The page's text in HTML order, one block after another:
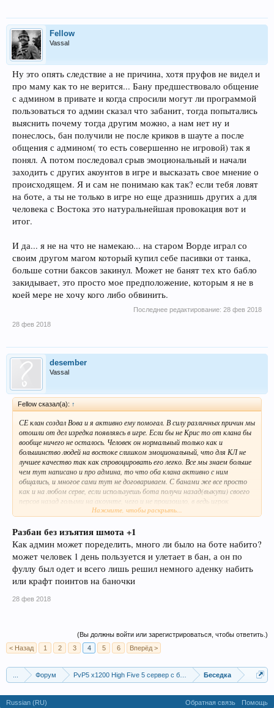
Fellow
Vassal
Ну это опять следствие а не причина, хотя пруфов не видел и
про маму как то не верится... Бану предшествовало общение
с админом в привате и когда спросили могут ли программой
пользоваться то админ сказал что забанит, тогда попытались
выяснить почему тогда другим можно, а нам нет ну и
понеслось, бан получили не после криков в шауте а после
общения с админом( то есть совершенно не игровой) так я
понял. А потом последовал срыв эмоциональный и начали
заходить с других акоунтов в игре и высказать свое мнение о
происходящем. Я и сам не понимаю как так? если тебя ловят
на боте, а ты не только в игре но еще дразнишь других а для
человека с Востока это натуральнейшая провокация вот и
итог.
И да... я не на что не намекаю... на старом Ворде играл со
своим другом магом который купил себе пасивки от танка,
больше сотни баксов закинул. Может не банят тех кто бабло
закидывает, это просто мое предположение, которым я не в
коей мере не хочу кого либо обвинить.
Последнее редактирование: 28 фев 2018
28 фев 2018
desember
Vassal
Fellow сказал(а): ↑
СЕ клан создал Вова и я активно ему помогал. В силу различных причин мы
отошли от дел изредка появляясь в игре. Если бы не Крис то от клана бы
вообще ничего не осталось. Человек он нормальный только как и
большинство людей на востоке слишком эмоциональный, что для КЛ не
лучшее качество так как спровоцировать его легко. Все мы знаем больше
чем тут написано и про админа, то что оба клана активно с ним
общались, и многое сами тут не договариваем. С банами же все просто
как и на любом серве, если используешь бота получи назад(выкупи) своего
персов назад голыми на акоунте, чего и не произошло, в ведь игрок
заработал игровые ценности нечестным путем, с этого и все началось,
игроки пользуются, на старом Ворде его использовали все без проблем,
это можно решить и без стороннего ПО, я хоть сейчас могу поставить
девайс НОСТРОМО
и
настроить(лень ) макросы как хочу и это не будет нарушением. Решение
проблемы однозначно (ведь людей и так мало) разбан игроков, тем кто
Нажмите, чтобы раскрыть...
Разбан без изъятия шмота +1
Как админ может поределить, много ли было на боте набито?
может человек 1 день пользуется и улетает в бан, а он по
фуллу был одет и всего лишь решил немного аденку набить
или крафт поинтов на баночки
28 фев 2018
(Вы должны войти или зарегистрироваться, чтобы ответить.)
< Назад
1 2 3 4 5 6 Вперёд >
Форум PvP5 x1200 High Five 5 сервер с баферомБеседка
Russian (RU) Обратная связь Помощь